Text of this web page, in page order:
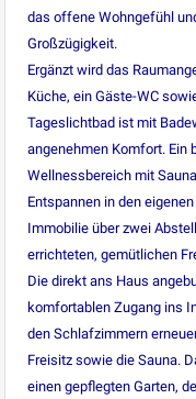
das offene Wohngefühl
Großzügigkeit.
Ergänzt wird das
Küche, ein Gäste-WC
Tageslichtbad ist mit
angenehmen Komfort. Ein
Wellnessbereich mit
Entspannen in den
Immobilie über zwei
errichteten, gemütlichen
Die direkt ans Haus
komfortablen Zugang ins
den Schlafzimmern
Freisitz sowie die Sauna.
einen gepflegten Garten,